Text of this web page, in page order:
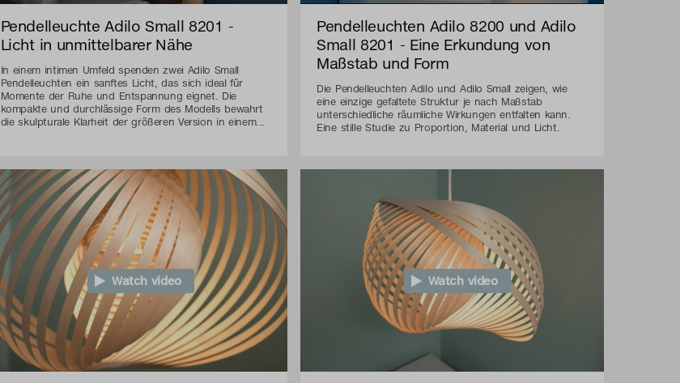
Pendelleuchte Adilo Small 8201 -
Licht in unmittelbarer Nähe
In einem intimen Umfeld spenden zwei Adilo Small
Pendelleuchten ein sanftes Licht, das sich ideal für
Momente der Ruhe und Entspannung eignet. Die
kompakte und durchlässige Form des Modells bewahrt
die skulpturale Klarheit der größeren Version in einem...
Pendelleuchten Adilo 8200 und Adilo
Small 8201 - Eine Erkundung von
Maßstab und Form
Die Pendelleuchten Adilo und Adilo Small zeigen, wie
eine einzige gefaltete Struktur je nach Maßstab
unterschiedliche räumliche Wirkungen entfalten kann.
Eine stille Studie zu Proportion, Material und Licht.
Watch video Watch video